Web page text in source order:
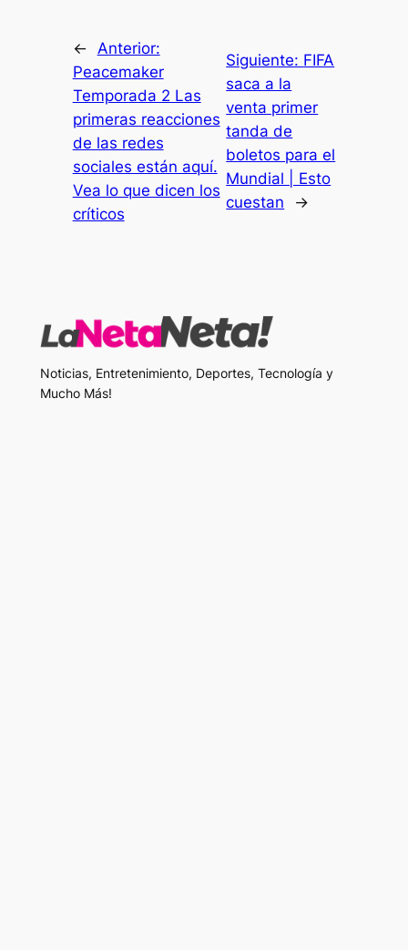
←
Anterior:
Peacemaker
Temporada 2 Las
primeras reacciones
de las redes
sociales están aquí.
Vea lo que dicen los
críticos
Siguiente: FIFA
saca a la
venta primer
tanda de
boletos para el
Mundial | Esto
cuestan
→
Noticias, Entretenimiento, Deportes, Tecnología y
Mucho Más!